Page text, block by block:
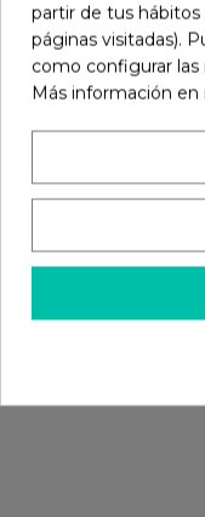
Puede
completo
PROFESIONALES.
partir de tus
páginas visitadas).
como configurar
Más información en